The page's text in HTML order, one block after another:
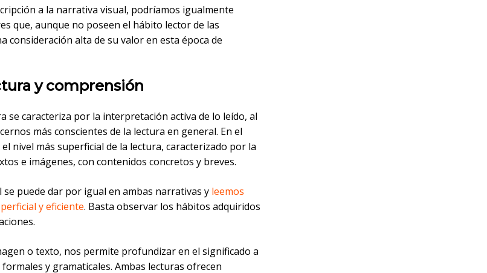
a la narrativa visual, podríamos igualmente
que, aunque no poseen el hábito lector de las
consideración alta de su valor en esta época de
y comprensión
se caracteriza por la interpretación activa de lo leído, al
más conscientes de la lectura en general. En el
nivel más superficial de la lectura, caracterizado por la
e imágenes, con contenidos concretos y breves.
se puede dar por igual en ambas narrativas y leemos
y eficiente. Basta observar los hábitos adquiridos
o texto, nos permite profundizar en el significado a
y gramaticales. Ambas lecturas ofrecen